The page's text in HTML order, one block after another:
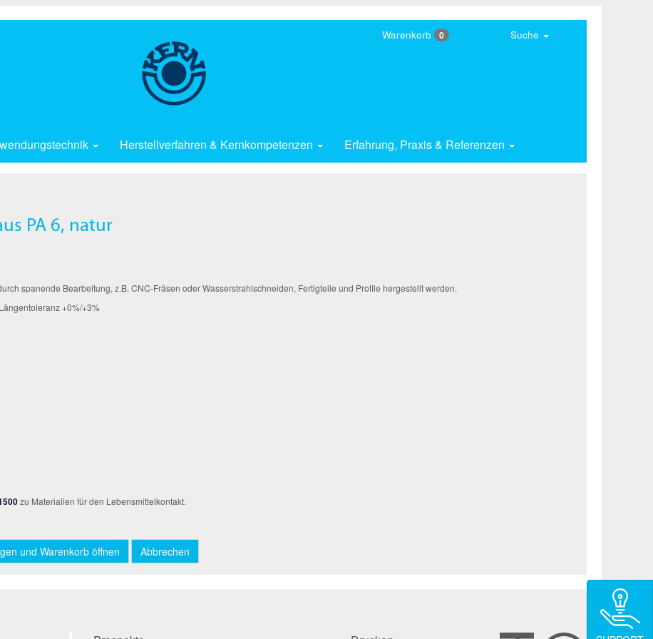
Herstellverfahren & Kernkompetenzen Erfahrung, Praxis & Referenzen
Warenkorb 0 Suche
PA 6, natur
spanende Bearbeitung, z.B. CNC-Fräsen oder Wasserstrahlschneiden, Fertigteile und Profile hergestellt werden.
+0%/+3%
zu Materialien für den Lebensmittelkontakt.